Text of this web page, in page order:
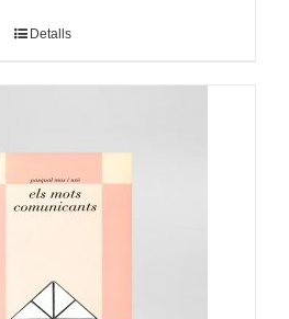
Detalls